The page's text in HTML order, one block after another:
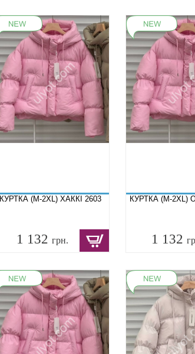
КУРТКА (M-2XL) ХАККІ 2603
1 132грн.
КУРТКА (M-2XL)
1 132